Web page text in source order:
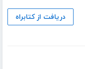
دریافت از کتابراه